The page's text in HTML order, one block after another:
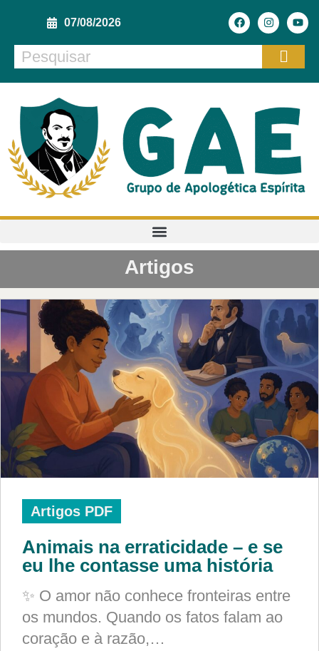
07/08/2026
Artigos
Artigos PDF
Animais na erraticidade – e se
eu lhe contasse uma história
✨ O amor não conhece fronteiras entre
os mundos. Quando os fatos falam ao
coração e à razão,…